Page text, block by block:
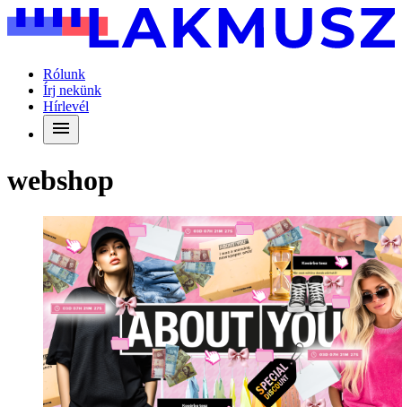
Rólunk
Írj nekünk
Hírlevél
webshop